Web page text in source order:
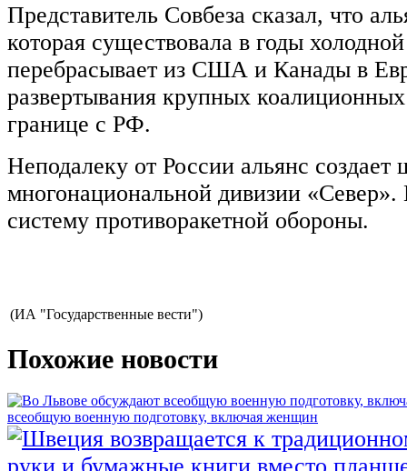
Представитель Совбеза сказал, что
которая существовала в годы
перебрасывает из США и Канады в
развертывания крупных
границе с РФ.
Неподалеку от России альянс создает
многонациональной дивизии
систему противоракетной обороны.
(ИА "Государственные вести")
Похожие новости
всеобщую военную подготовку, включая женщин